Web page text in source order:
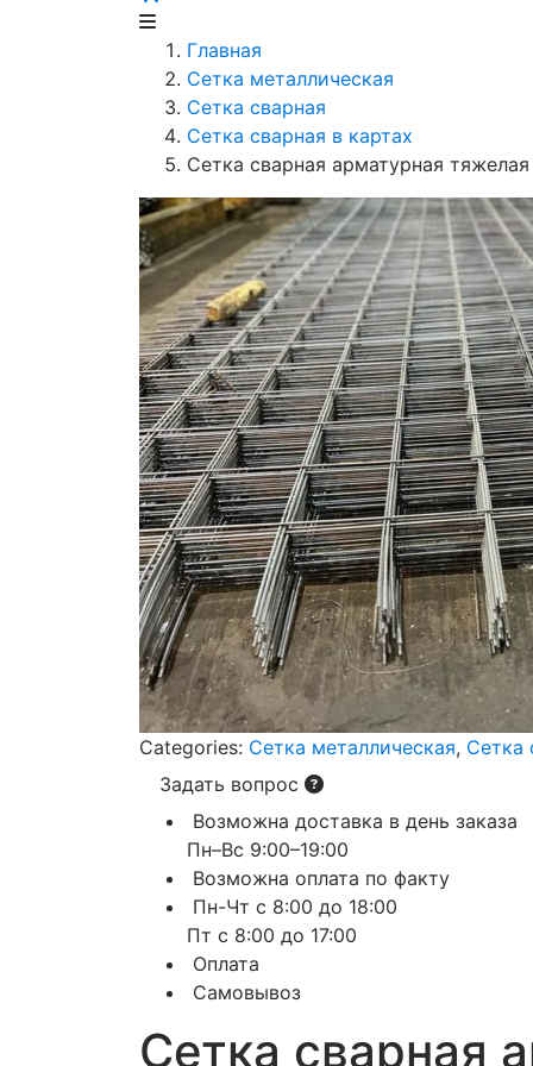
Главная
Сетка металлическая
Сетка сварная
Сетка сварная в картах
Сетка сварная арматурная
Categories: Сетка металлическая, Сетка
Задать вопрос
Возможна доставка в день заказа
Пн–Вс 9:00–19:00
Возможна оплата по факту
Пн-Чт с 8:00 до 18:00
Пт с 8:00 до 17:00
Оплата
Самовывоз
Сетка сварная